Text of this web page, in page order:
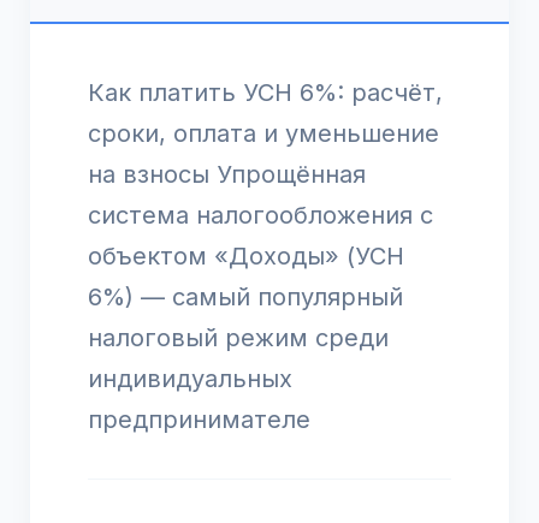
Как платить УСН 6%: расчёт,
сроки, оплата и уменьшение
на взносы Упрощённая
система налогообложения с
объектом «Доходы» (УСН
6%) — самый популярный
налоговый режим среди
индивидуальных
предпринимателе